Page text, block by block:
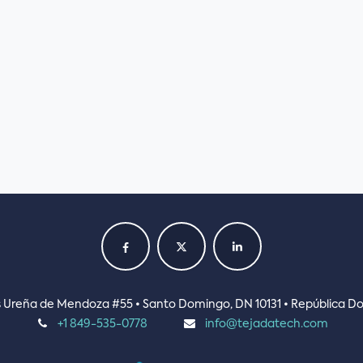
Ureña de Mendoza #55 • Santo Domingo, DN 10131 • República
+1 849-535-0778
info@tejadatech.com